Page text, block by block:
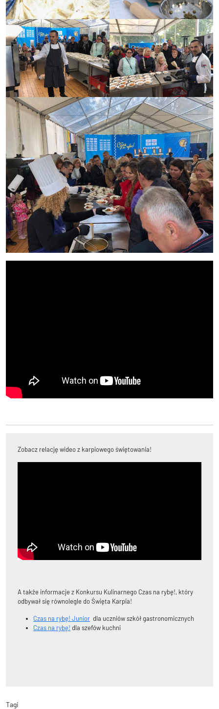
Zobacz relację wideo z karpiowego świętowania!
A także informacje z Konkursu Kulinarnego Czas na rybę!, który
odbywał się równolegle do Święta Karpia!
Czas na rybę! Junior dla uczniów szkół gastronomicznych
Czas na rybę! dla szefów kuchni
Tagi